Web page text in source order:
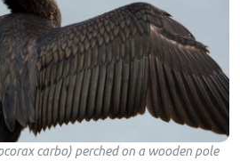
carbo) perched on a wooden pole